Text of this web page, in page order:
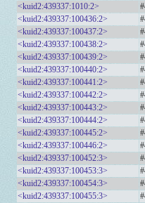
<kuid2:439337:1010:2>
<kuid2:439337:100436:2>
<kuid2:439337:100437:2>
<kuid2:439337:100438:2>
<kuid2:439337:100439:2>
<kuid2:439337:100440:2>
<kuid2:439337:100441:2>
<kuid2:439337:100442:2>
<kuid2:439337:100443:2>
<kuid2:439337:100444:2>
<kuid2:439337:100445:2>
<kuid2:439337:100446:2>
<kuid2:439337:100452:3>
<kuid2:439337:100453:3>
<kuid2:439337:100454:3>
<kuid2:439337:100455:3>